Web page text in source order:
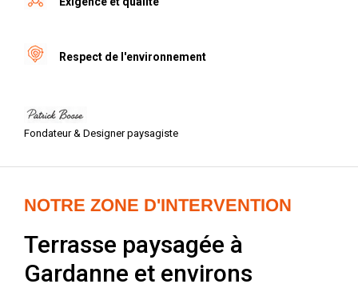
Respect de l'environnement
Fondateur & Designer paysagiste
NOTRE ZONE D'INTERVENTION
Terrasse paysagée à
Gardanne et environs